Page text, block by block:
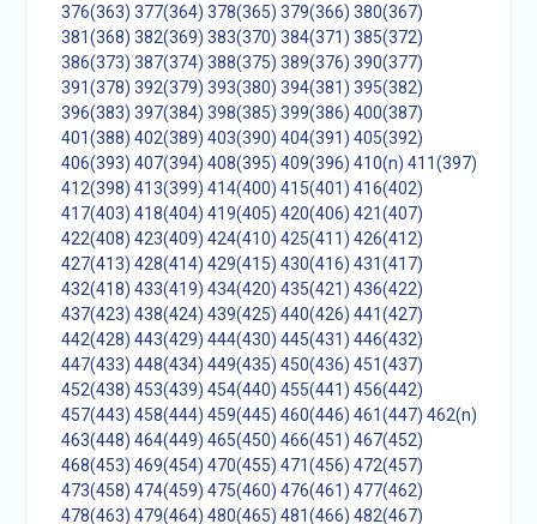
376(363) 377(364) 378(365) 379(366) 380(367)
381(368) 382(369) 383(370) 384(371) 385(372)
386(373) 387(374) 388(375) 389(376) 390(377)
391(378) 392(379) 393(380) 394(381) 395(382)
396(383) 397(384) 398(385) 399(386) 400(387)
401(388) 402(389) 403(390) 404(391) 405(392)
406(393) 407(394) 408(395) 409(396) 410(n) 411(397)
412(398) 413(399) 414(400) 415(401) 416(402)
417(403) 418(404) 419(405) 420(406) 421(407)
422(408) 423(409) 424(410) 425(411) 426(412)
427(413) 428(414) 429(415) 430(416) 431(417)
432(418) 433(419) 434(420) 435(421) 436(422)
437(423) 438(424) 439(425) 440(426) 441(427)
442(428) 443(429) 444(430) 445(431) 446(432)
447(433) 448(434) 449(435) 450(436) 451(437)
452(438) 453(439) 454(440) 455(441) 456(442)
457(443) 458(444) 459(445) 460(446) 461(447) 462(n)
463(448) 464(449) 465(450) 466(451) 467(452)
468(453) 469(454) 470(455) 471(456) 472(457)
473(458) 474(459) 475(460) 476(461) 477(462)
478(463) 479(464) 480(465) 481(466) 482(467)